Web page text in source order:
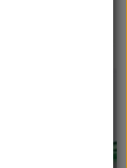
net til Match mål -